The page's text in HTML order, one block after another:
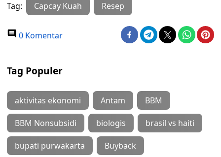
Tag: Capcay Kuah Resep
0 Komentar
Tag Populer
aktivitas ekonomi Antam BBM
BBM Nonsubsidi biologis brasil vs haiti
bupati purwakarta Buyback